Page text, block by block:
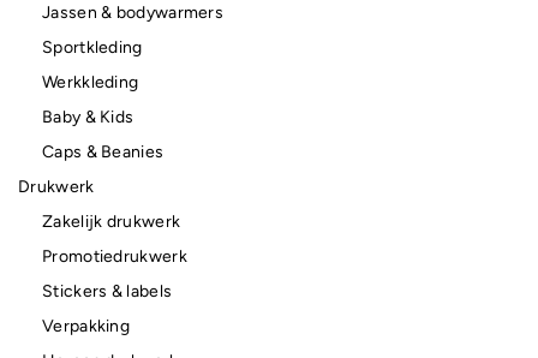
Jassen & bodywarmers
Sportkleding
Werkkleding
Baby & Kids
Caps & Beanies
Drukwerk
Zakelijk drukwerk
Promotiedrukwerk
Stickers & labels
Verpakking